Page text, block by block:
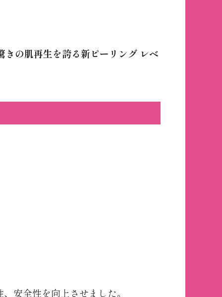
の肌再生を誇る新ピーリング レベ
安全性を向上させました。